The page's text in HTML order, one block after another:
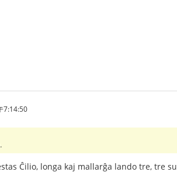
7:14:50
Ĉilio, longa kaj mallarĝa lando tre, tre